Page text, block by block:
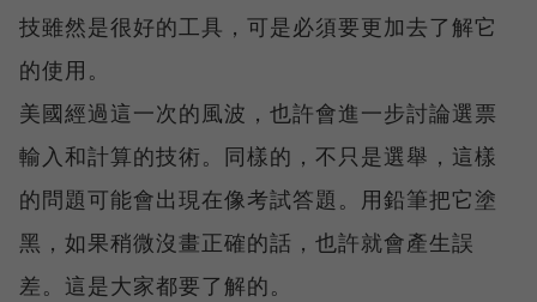
技雖然是很好的工具，可是必須要更加去了解它
的使用。
美國經過這一次的風波，也許會進一步討論選票
輸入和計算的技術。同樣的，不只是選舉，這樣
的問題可能會出現在像考試答題。用鉛筆把它塗
黑，如果稍微沒畫正確的話，也許就會產生誤
差。這是大家都要了解的。